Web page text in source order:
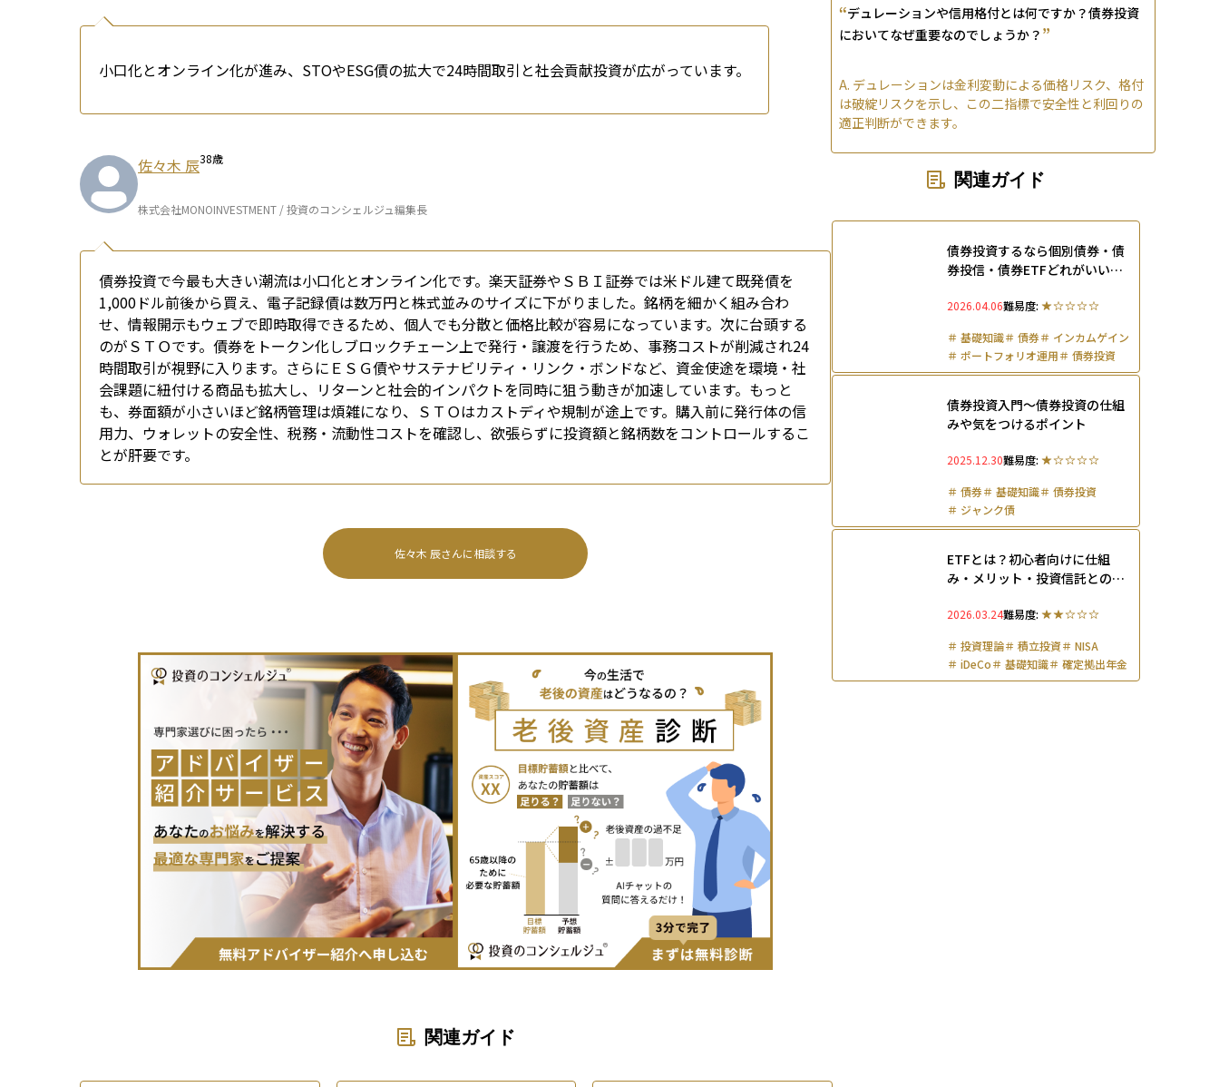
小口化とオンライン化が進み、STOやESG債の拡大で24時間取引と社会貢献投資が広がっています。
佐々木 辰38歳
株式会社MONOINVESTMENT / 投資のコンシェルジュ編集長
債券投資で今最も大きい潮流は小口化とオンライン化です。楽天証券やＳＢＩ証券では米ドル建て既発債を
1,000ドル前後から買え、電子記録債は数万円と株式並みのサイズに下がりました。銘柄を細かく組み合わ
せ、情報開示もウェブで即時取得できるため、個人でも分散と価格比較が容易になっています。次に台頭する
のがＳＴＯです。債券をトークン化しブロックチェーン上で発行・譲渡を行うため、事務コストが削減され24
時間取引が視野に入ります。さらにＥＳＧ債やサステナビリティ・リンク・ボンドなど、資金使途を環境・社
会課題に紐付ける商品も拡大し、リターンと社会的インパクトを同時に狙う動きが加速しています。もっと
も、券面額が小さいほど銘柄管理は煩雑になり、ＳＴＯはカストディや規制が途上です。購入前に発行体の信
用力、ウォレットの安全性、税務・流動性コストを確認し、欲張らずに投資額と銘柄数をコントロールするこ
とが肝要です。
佐々木 辰さんに相談する
関連ガイド
“デュレーションや信用格付とは何ですか？債券投資
においてなぜ重要なのでしょうか？ ”
A. デュレーションは金利変動による価格リスク、格付
は破綻リスクを示し、この二指標で安全性と利回りの
適正判断ができます。
関連ガイド
債券投資するなら個別債券・債
券投信・債券ETFどれがいい？
徹底比較
2026.04.06難易度:
＃基礎知識＃債券＃ インカムゲイン
＃ポートフォリオ運用＃債券投資
＃ジャンク債
債券投資入門～債券投資の仕組
みや気をつけるポイント
2025.12.30難易度:
＃債券＃基礎知識＃債券投資
＃ ジャンク債
ETFとは？初心者向けに仕組
み・メリット・投資信託との違
2026.03.24難易度:
＃投資理論＃積立投資＃NISA
＃iDeCo＃基礎知識＃確定拠出年金